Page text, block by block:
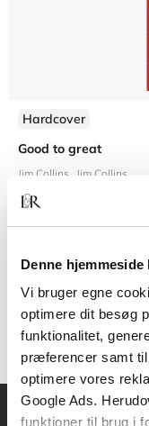
Denne
Vi bruger egne
optimere dit besøg
funktionalitet,
præferencer samt
optimere vores
Google Ads.
funktioner til brug i
Hardcover
Good to great
Jim Collins Jim Collins
349,95 KR.